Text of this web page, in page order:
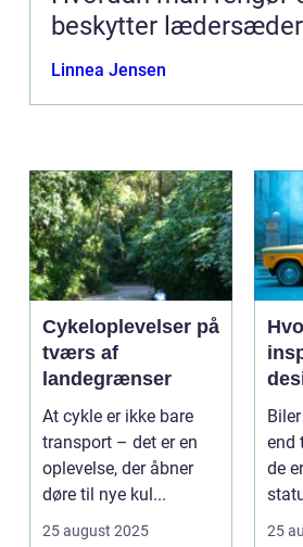
beskytter lædersæder
Linnea Jensen
Cykeloplevelser på
tværs af
landegrænser
At cykle er ikke bare
transport – det er en
oplevelse, der åbner
døre til nye kul...
25 august 2025
end
de
...
25